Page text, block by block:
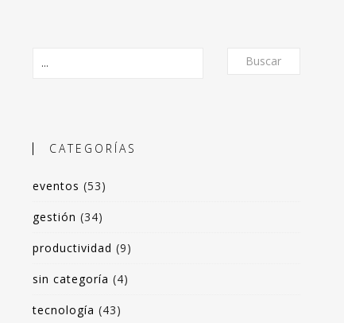
un formato de micro-posts que
experiencias en torno a la
datos. Desde herramientas de apoyo
Buscar
CATEGORÍAS
eventos (53)
gestión (34)
productividad (9)
sin categoría (4)
tecnología (43)